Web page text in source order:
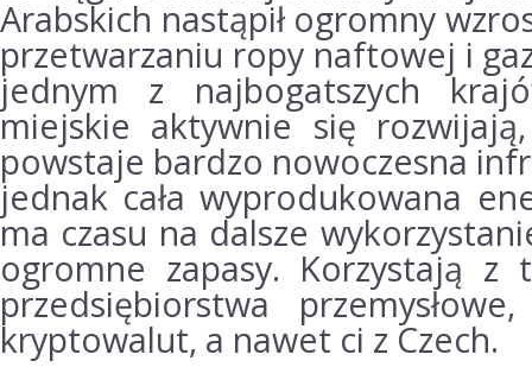
Arabskich nastąpił ogromny
przetwarzaniu ropy naftowej i
jednym z najbogatszych
miejskie aktywnie się
powstaje bardzo nowoczesna
jednak cała wyprodukowana
ma czasu na dalsze
ogromne zapasy. Korzystają z
przedsiębiorstwa
kryptowalut, a nawet ci z Czech.